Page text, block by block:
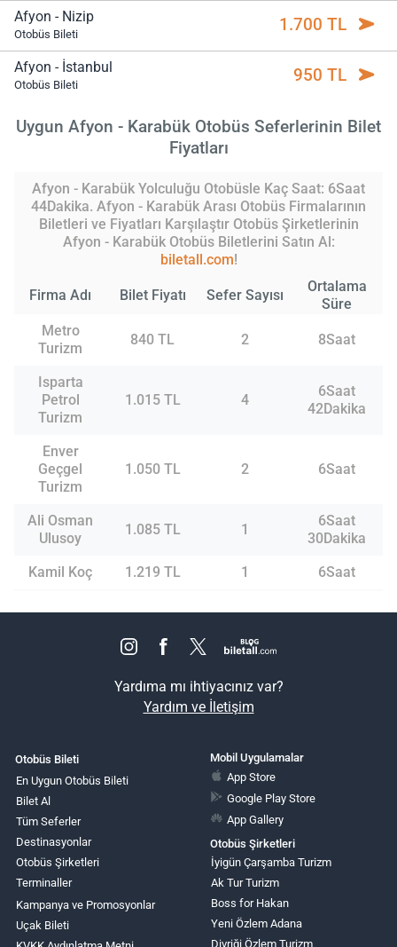
Afyon - Nizip
Otobüs Bileti 1.700 TL
Afyon - İstanbul
Otobüs Bileti 950 TL
Uygun Afyon - Karabük Otobüs Seferlerinin Bilet
Fiyatları
Afyon - Karabük Yolculuğu Otobüsle Kaç Saat: 6Saat
44Dakika. Afyon - Karabük Arası Otobüs Firmalarının
Biletleri ve Fiyatları Karşılaştır Otobüs Şirketlerinin
Afyon - Karabük Otobüs Biletlerini Satın Al:
biletall.com!
Firma Adı Bilet Fiyatı Sefer Sayısı
Ortalama
Süre
Metro
Turizm
840 TL 2 8Saat
Isparta
Petrol
Turizm
1.015 TL 4
6Saat
42Dakika
Enver
Geçgel
Turizm
1.050 TL 2 6Saat
Ali Osman
Ulusoy
1.085 TL 1
6Saat
30Dakika
Kamil Koç
1.219 TL 1 6Saat
Yardıma mı ihtiyacınız var?
Yardım ve İletişim
Otobüs Bileti
En Uygun Otobüs Bileti
Bilet Al
Tüm Seferler
Destinasyonlar
Otobüs Şirketleri
Terminaller
Kampanya ve Promosyonlar
Uçak Bileti
Mobil Uygulamalar
App Store
Google Play Store
App Gallery
Otobüs Şirketleri
İyigün Çarşamba Turizm
Ak Tur Turizm
Boss for Hakan
Yeni Özlem Adana
Divriği Özlem Turizm